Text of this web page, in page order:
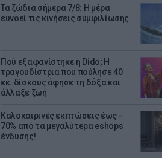
Τα ζώδια σήμερα 7/8: Η μέρα
ευνοεί τις κινήσεις συμφιλίωσης
Πού εξαφανίστηκε η Dido; Η
τραγουδίστρια που πούλησε 40
εκ. δίσκους άφησε τη δόξα και
άλλαξε ζωή
Καλοκαιρινές εκπτώσεις έως -
70% από τα μεγαλύτερα eshops
ένδυσης!